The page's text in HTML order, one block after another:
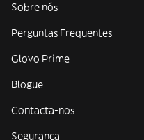
Sobre nós
Perguntas Frequentes
Glovo Prime
Blogue
Contacta-nos
Segurança